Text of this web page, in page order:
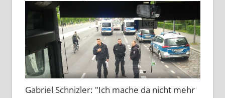
Gabriel Schnizler: "Ich mache da nicht mehr